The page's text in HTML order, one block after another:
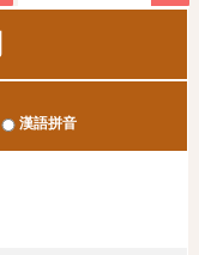
漢語拼音